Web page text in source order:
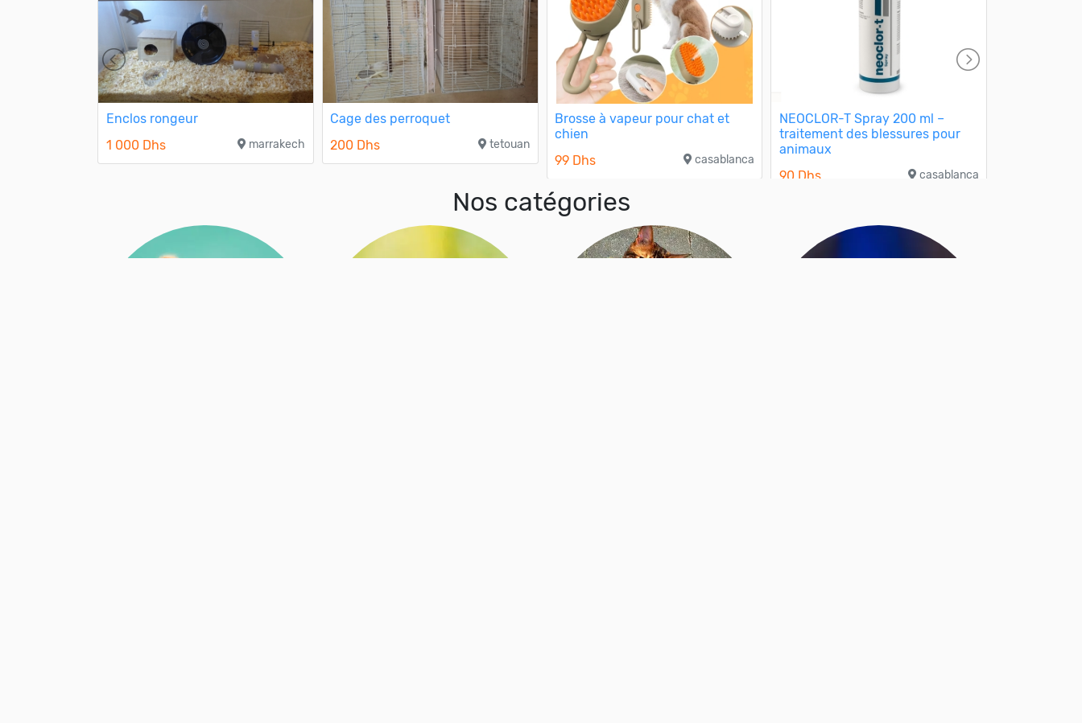
Enclos rongeur
1 000 Dhs
marrakech
Cage des perroquet
200 Dhs
tetouan
Brosse à vapeur pour chat et
chien
99 Dhs
casablanca
NEOCLOR-T Spray 200 ml –
traitement des blessures pour
animaux
90 Dhs
casablanca
Nos catégories